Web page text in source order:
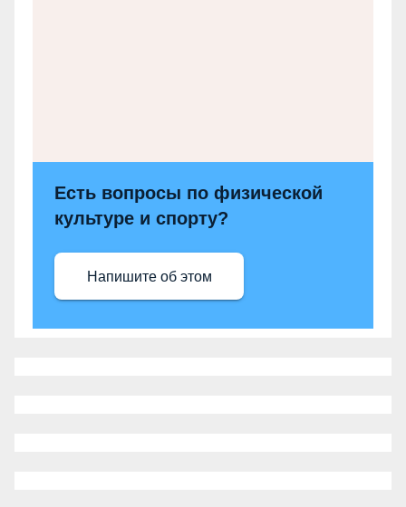
Есть вопросы по физической
культуре и спорту?
Напишите об этом